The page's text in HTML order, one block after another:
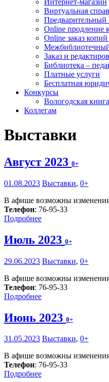
Интернет-магазин
Виртуальная
Предварительный
Online продление
Online заказ
Заказ и
Библиотека –
Платные услуги
Бесплатная
Конкурсы
Вологодская
Коллегам
Выставки
Август 2023 0+
01.08.2023 Выставки, 0+
В афише возможны
Телефон: 76-95-33
Подробнее
Июль 2023 0+
29.06.2023 Выставки, 0+
В афише возможны
Телефон: 76-95-33
Подробнее
Июнь 2023 0+
31.05.2023 Выставки, 0+
В афише возможны
Телефон: 76-95-33
Подробнее